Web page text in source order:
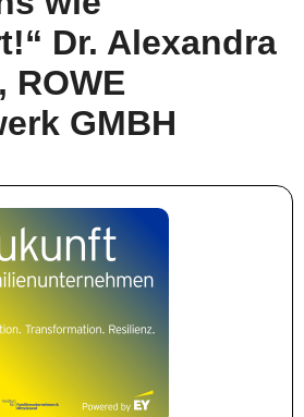
Dr. Alexandra
ROWE
GMBH